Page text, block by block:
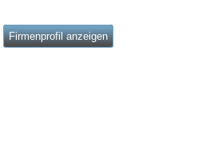
Firmenprofil anzeigen